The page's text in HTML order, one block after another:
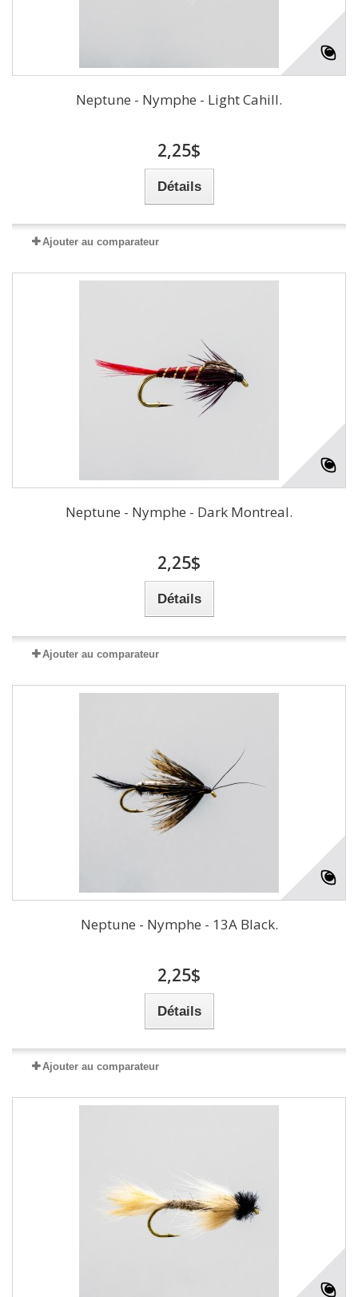
Neptune - Nymphe - Light Cahill.
2,25$
Détails
Ajouter au comparateur
Neptune - Nymphe - Dark Montreal.
2,25$
Détails
Ajouter au comparateur
Neptune - Nymphe - 13A Black.
2,25$
Détails
Ajouter au comparateur